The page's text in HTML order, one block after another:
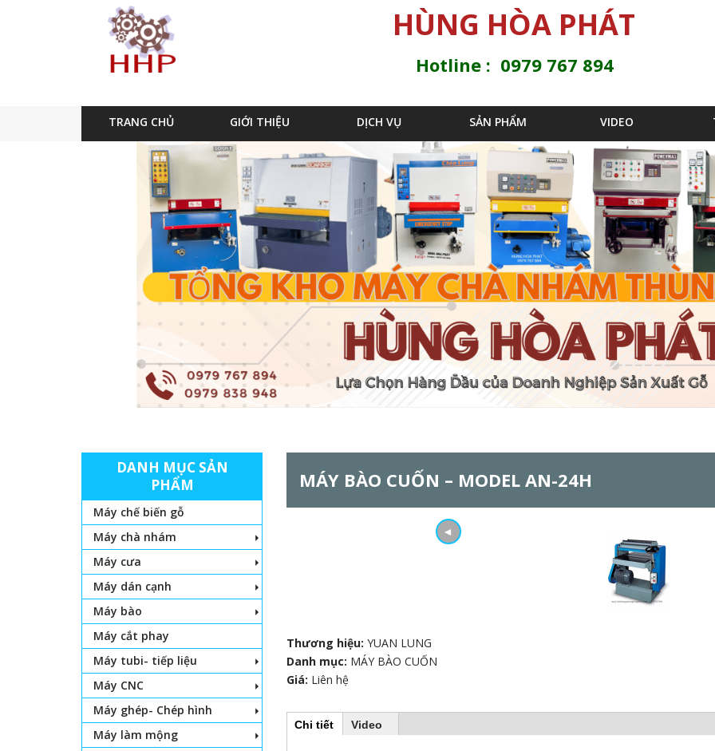
Jump to navigation
HÙNG HÒA PHÁT
Hotline : 0979 767 894
TRANG CHỦ GIỚI THIỆU DỊCH VỤ SẢN PHẨM VIDEO
MÁY BÀO CUỐN – MODEL AN-24H
◄
Thương hiệu:YUAN LUNG
Danh mục: MÁY BÀO CUỐN
Giá: Liên hệ
Chi tiết(
Video
DANH MỤC SẢN
PHẨM
Máy chế biến gỗ
Máy chà nhám
Máy cưa
Máy dán cạnh
Máy bào
Máy cắt phay
Máy tubi- tiếp liệu
Máy CNC
Máy ghép- Chép hình
Máy làm mộng